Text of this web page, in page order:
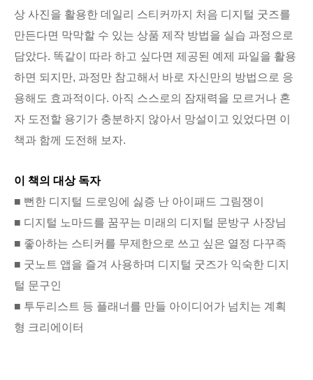
상 사진을 활용한 데일리 스티커까지 처음 디지털 굿즈를
만든다면 막막할 수 있는 상품 제작 방법을 실습 과정으로
담았다. 똑같이 따라 하고 싶다면 제공된 예제 파일을 활용
하면 되지만, 과정만 참고해서 바로 자신만의 방법으로 응
용해도 효과적이다. 아직 스스로의 잠재력을 모르거나 혼
자 도전할 용기가 충분하지 않아서 망설이고 있었다면 이
책과 함께 도전해 보자.
이 책의 대상 독자
■ 뻔한 디지털 드로잉에 싫증 난 아이패드 그림쟁이
■ 디지털 노마드를 꿈꾸는 미래의 디지털 문방구 사장님
■ 좋아하는 스티커를 무제한으로 쓰고 싶은 열정 다꾸족
■ 굿노트 앱을 즐겨 사용하며 디지털 굿즈가 익숙한 디지
털 문구인
■ 투두리스트 등 플래너를 만들 아이디어가 넘치는 계획
형 크리에이터